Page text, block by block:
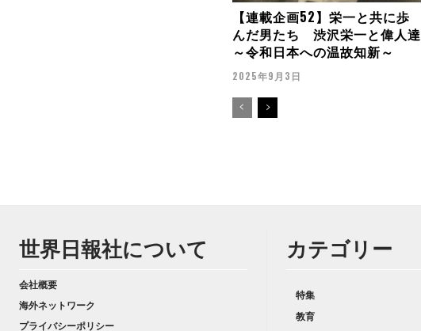
【連載企画52】栄一と共に歩
んだ男たち 渋沢栄一と偉人達
～令和日本への温故知新～
2025年9月3日
世界日報社について
会社概要
海外ネットワーク
プライバシーポリシー
カテゴリー
特集
教育